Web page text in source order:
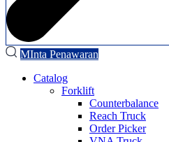
MInta Penawaran
Catalog
Forklift
Counterbalance
Reach Truck
Order Picker